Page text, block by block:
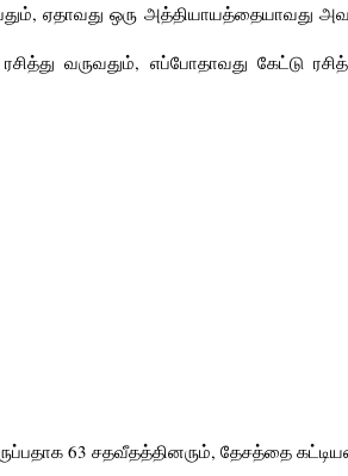
ஏதாவது ஒரு அத்தியாயத்தையாவது
வருவதும், எப்போதாவது கேட்டு
63 சதவீதத்தினரும், தேசத்தை